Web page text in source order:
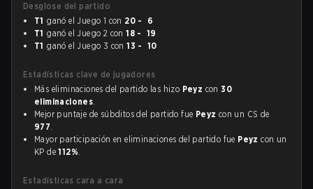
Desglose del partido
T1 ganó el Juego 1 con 20 - 6
T1 ganó el Juego 2 con18 - 19
T1 ganó el Juego 3 con13 - 10
Estadísticas clave de jugadores
Más eliminaciones del partido las hizo Peyz con30
eliminaciones.
Mejor puntaje de súbditos del partido fue Peyz con un CS de
977.
Mayor participación en eliminaciones del partido fue Peyz con un
KP de112%.
Estadísticas cara a cara